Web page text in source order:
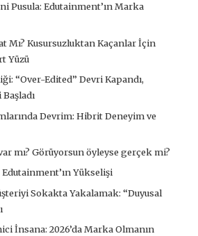
Pusula: Edutainment’ın Marka
Mı? Kusursuzluktan Kaçanlar İçin
Yüzü
“Over-Edited” Devri Kapandı,
Devrim: Hibrit Deneyim ve
mı? Görüyorsun öyleyse gerçek mi?
Edutainment’ın Yükselişi
Sokakta Yakalamak: “Duyusal
İnsana: 2026’da Marka Olmanın